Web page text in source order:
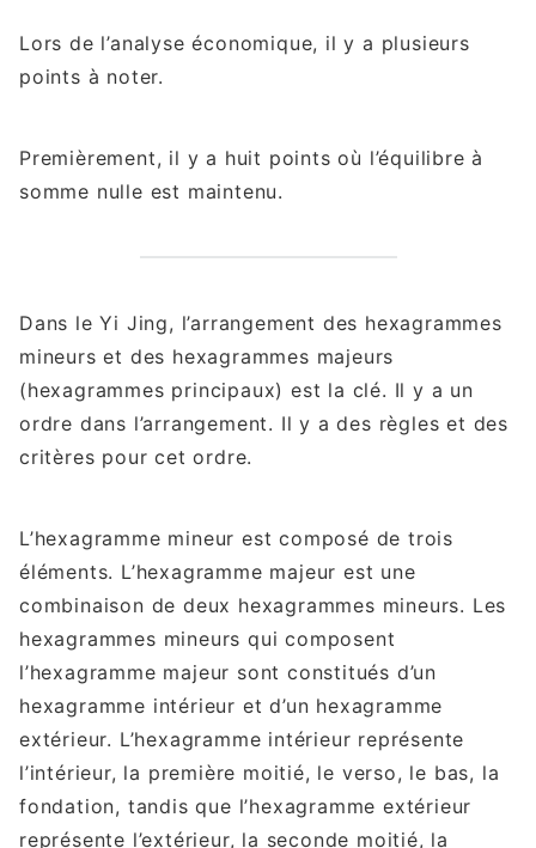
Lors de l’analyse économique, il y a plusieurs
points à noter.
Premièrement, il y a huit points où l’équilibre à
somme nulle est maintenu.
Dans le Yi Jing, l’arrangement des hexagrammes
mineurs et des hexagrammes majeurs
(hexagrammes principaux) est la clé. Il y a un
ordre dans l’arrangement. Il y a des règles et des
critères pour cet ordre.
L’hexagramme mineur est composé de trois
éléments. L’hexagramme majeur est une
combinaison de deux hexagrammes mineurs. Les
hexagrammes mineurs qui composent
l’hexagramme majeur sont constitués d’un
hexagramme intérieur et d’un hexagramme
extérieur. L’hexagramme intérieur représente
l’intérieur, la première moitié, le verso, le bas, la
fondation, tandis que l’hexagramme extérieur
représente l’extérieur, la seconde moitié, la